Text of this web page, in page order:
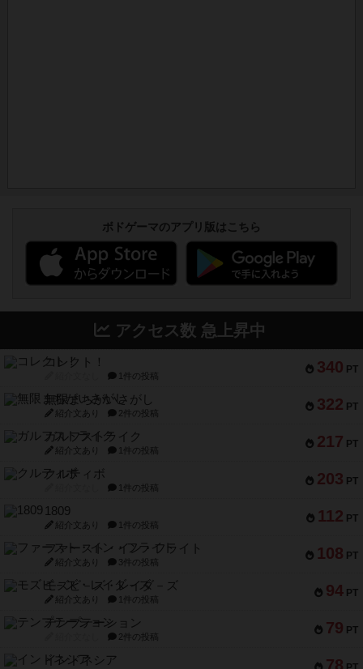
ボドゲーマのアプリ版はこちら
アクセス数 急上昇中
340 PT
コレクト！
1件の投稿
322 PT
無限まちがいさがし
紹介文あり 2件の投稿
217 PT
ガルフストライク
紹介文あり 1件の投稿
203 PT
クルティボ
1件の投稿
112 PT
1809
紹介文あり 1件の投稿
108 PT
ファースト・イン・フライト
紹介文あり 3件の投稿
94 PT
モズビ－ズ・レイダ－ズ
紹介文あり 1件の投稿
79 PT
テンプテーション
2件の投稿
78
インドネシア